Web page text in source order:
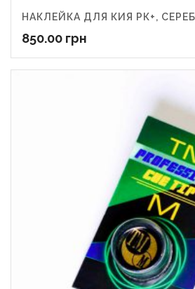
НАКЛЕЙКА ДЛЯ КИЯ РК+,
850.00 грн